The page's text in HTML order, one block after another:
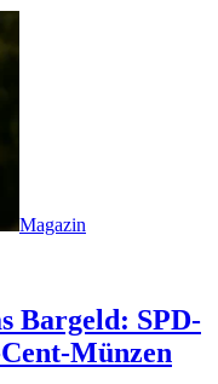
Magazin
Bargeld: SPD-
Münzen